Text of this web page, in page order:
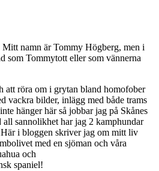
namn är Tommy Högberg, men i
som Tommytott eller som vännerna
att röra om i grytan bland homofober
vackra bilder, inlägg med både trams
hänger här så jobbar jag på Skånes
all sannolikhet har jag 2 kamphundar
i bloggen skriver jag om mitt liv
med en sjöman och våra
och
spaniel!